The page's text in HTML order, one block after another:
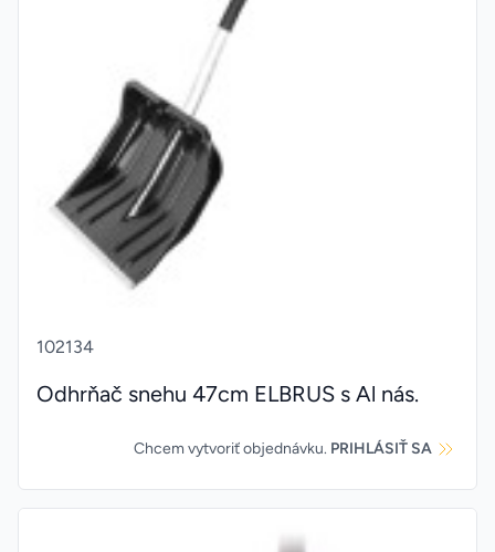
102134
Odhrňač snehu 47cm ELBRUS s Al nás.
Chcem vytvoriť objednávku. PRIHLÁSIŤ SA